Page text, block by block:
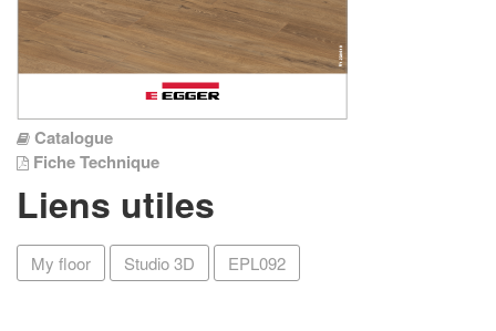
Catalogue
Fiche Technique
Liens utiles
My floor Studio 3D EPL092